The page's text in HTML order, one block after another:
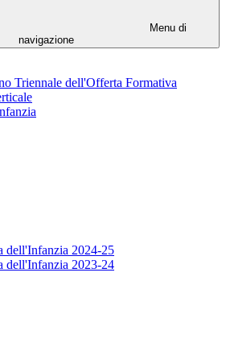
Menu di
navigazione
Triennale dell'Offerta Formativa
dell'Infanzia 2024-25
dell'Infanzia 2023-24